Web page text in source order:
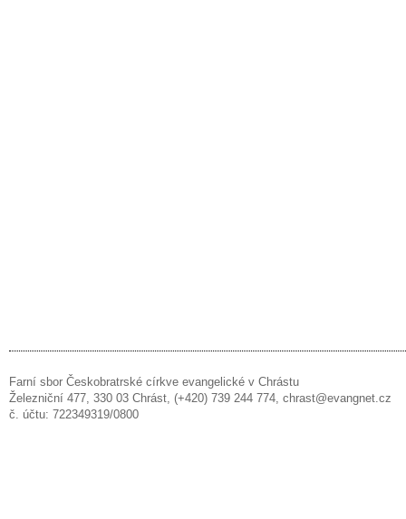
Farní sbor Českobratrské církve evangelické v Chrástu
Železniční 477, 330 03 Chrást, (+420) 739 244 774, chrast@evangnet.cz
č. účtu: 722349319/0800